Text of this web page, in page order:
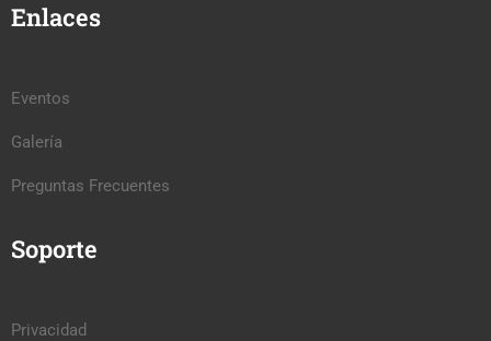
Enlaces
Eventos
Galería
Preguntas Frecuentes
Soporte
Privacidad